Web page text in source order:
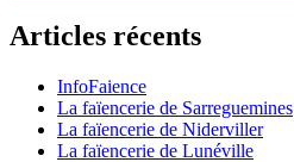
Articles récents
InfoFaience
La faïencerie de Sarreguemines
La faïencerie de Niderviller
La faïencerie de Lunéville